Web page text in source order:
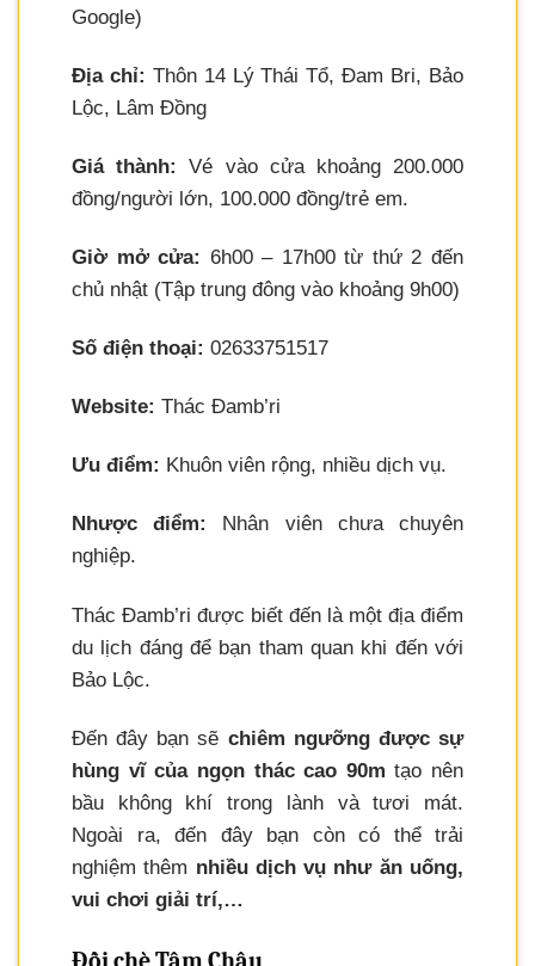
Google)
Địa chỉ: Thôn 14 Lý Thái Tổ, Đam Bri, Bảo
Lộc, Lâm Đồng
Giá thành:
Vé vào cửa khoảng 200.000
đồng/người lớn, 100.000 đồng/trẻ em.
Giờ mở cửa: 6h00 – 17h00 từ thứ 2 đến
chủ nhật (Tập trung đông vào khoảng 9h00)
Số điện thoại: 02633751517
Website: Thác Đamb’ri
Ưu điểm: Khuôn viên rộng, nhiều dịch vụ.
Nhược điểm:
Nhân viên chưa chuyên
nghiệp.
Thác Đamb’ri được biết đến là một địa điểm
du lịch đáng để bạn tham quan khi đến với
Bảo Lộc.
Đến đây bạn sẽ chiêm ngưỡng được sự
hùng vĩ của ngọn thác cao 90m tạo nên
bầu không khí trong lành và tươi mát.
Ngoài ra, đến đây bạn còn có thể trải
nghiệm thêm nhiều dịch vụ như ăn uống,
vui chơi giải trí,…
Đồi chè Tâm Châu